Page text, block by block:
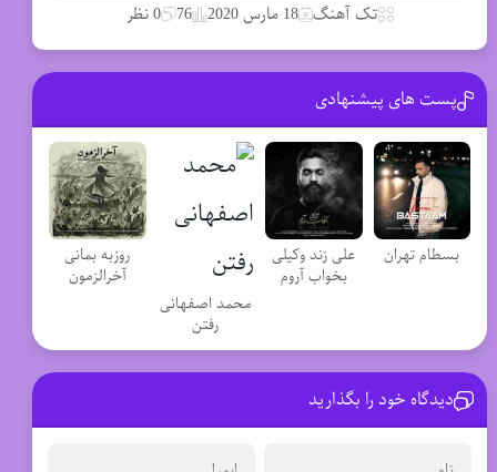
تک آهنگ 18 مارس 2020 76 0 نظر
پست های پیشنهادی
بسطام تهران
علی زند وکیلی
بخواب آروم
محمد اصفهانی
رفتن
روزبه بمانی
آخرالزمون
دیدگاه خود را بگذارید